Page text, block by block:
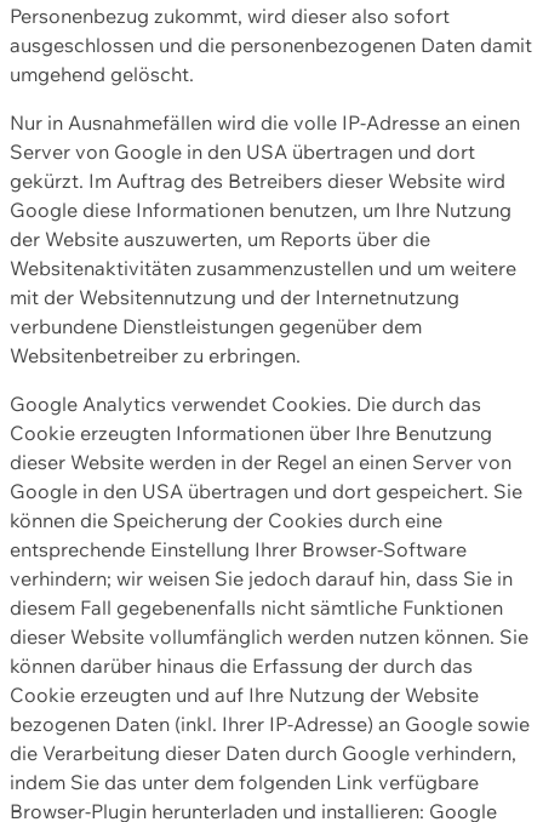
Personenbezug zukommt, wird dieser also sofort
ausgeschlossen und die personenbezogenen Daten damit
umgehend gelöscht.
Nur in Ausnahmefällen wird die volle IP-Adresse an einen
Server von Google in den USA übertragen und dort
gekürzt. Im Auftrag des Betreibers dieser Website wird
Google diese Informationen benutzen, um Ihre Nutzung
der Website auszuwerten, um Reports über die
Websitenaktivitäten zusammenzustellen und um weitere
mit der Websitennutzung und der Internetnutzung
verbundene Dienstleistungen gegenüber dem
Websitenbetreiber zu erbringen.
Google Analytics verwendet Cookies. Die durch das
Cookie erzeugten Informationen über Ihre Benutzung
dieser Website werden in der Regel an einen Server von
Google in den USA übertragen und dort gespeichert. Sie
können die Speicherung der Cookies durch eine
entsprechende Einstellung Ihrer Browser-Software
verhindern; wir weisen Sie jedoch darauf hin, dass Sie in
diesem Fall gegebenenfalls nicht sämtliche Funktionen
dieser Website vollumfänglich werden nutzen können. Sie
können darüber hinaus die Erfassung der durch das
Cookie erzeugten und auf Ihre Nutzung der Website
bezogenen Daten (inkl. Ihrer IP-Adresse) an Google sowie
die Verarbeitung dieser Daten durch Google verhindern,
indem Sie das unter dem folgenden Link verfügbare
Browser-Plugin herunterladen und installieren: Google